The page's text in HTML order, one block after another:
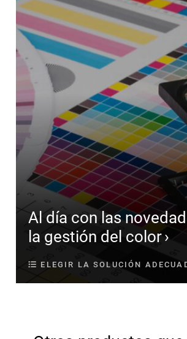
Al día con las
la gestión del color
ELEGIR LA SOLUCIÓN